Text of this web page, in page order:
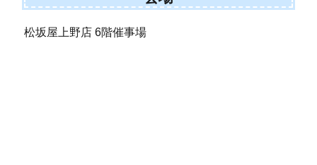
松坂屋上野店 6階催事場